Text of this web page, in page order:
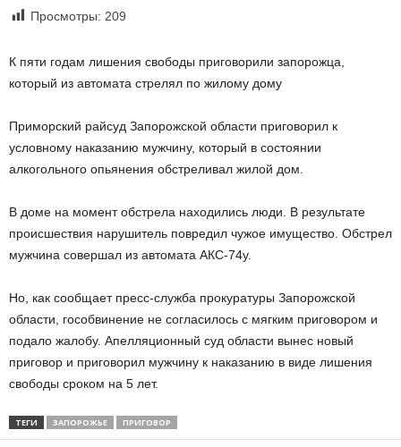
Просмотры: 209
К пяти годам лишения свободы приговорили запорожца,
который из автомата стрелял по жилому дому
Приморский райсуд Запорожской области приговорил к
условному наказанию мужчину, который в состоянии
алкогольного опьянения обстреливал жилой дом.
В доме на момент обстрела находились люди. В результате
происшествия нарушитель повредил чужое имущество. Обстрел
мужчина совершал из автомата АКС-74у.
Но, как сообщает пресс-служба прокуратуры Запорожской
области, гособвинение не согласилось с мягким приговором и
подало жалобу. Апелляционный суд области вынес новый
приговор и приговорил мужчину к наказанию в виде лишения
свободы сроком на 5 лет.
ТЕГИ ЗАПОРОЖЬЕ ПРИГОВОР